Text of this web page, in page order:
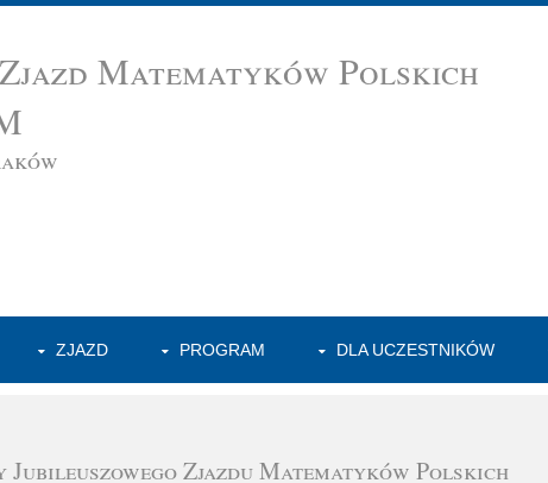
Matematyków Polskich
ZJAZD PROGRAM DLA UCZESTNIKÓW
Jubileuszowego Zjazdu Matematyków Polskich